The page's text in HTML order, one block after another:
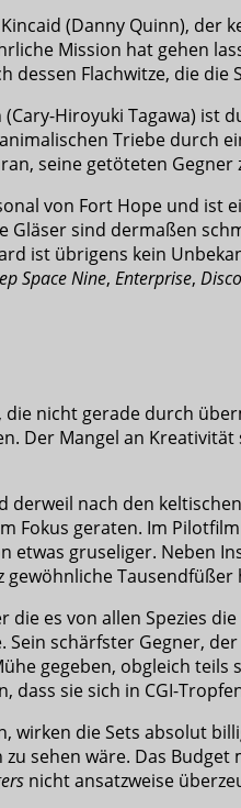
(Danny Quinn),
Mission hat gehen
dessen Flachwitze, die
Hiroyuki Tagawa)
Triebe
seine getöteten
von Fort Hope und ist
sind dermaßen
ist übrigens kein
Space Nine, Enterprise,
nicht gerade durch
Der Mangel an
derweil nach den
Fokus geraten. Im
etwas gruseliger. Neben
Tausendfüßer
es von allen Spezies
schärfster Gegner,
gegeben, obgleich teils
dass sie sich in CGI-
wirken die Sets absolut
sehen wäre. Das
nicht ansatzweise